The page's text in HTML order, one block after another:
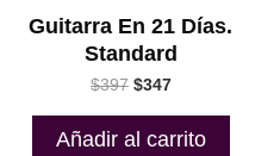
Guitarra En 21 Días.
Standard
$397 El
original
era:
$347El
actual
es:
Añadir al carrito